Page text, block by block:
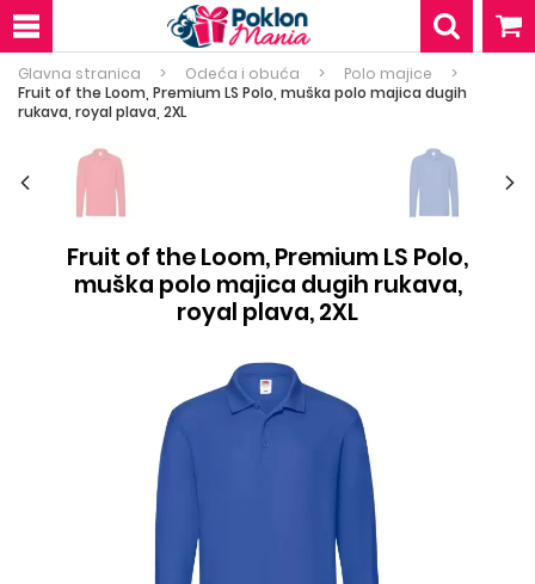
Glavna stranica Odeća i obuća
Polo majice
Fruit of the Loom, Premium LS Polo, muška polo majica dugih
rukava, royal plava, 2XL
Fruit of the Loom, Premium LS Polo,
muška polo majica dugih rukava,
royal plava, 2XL